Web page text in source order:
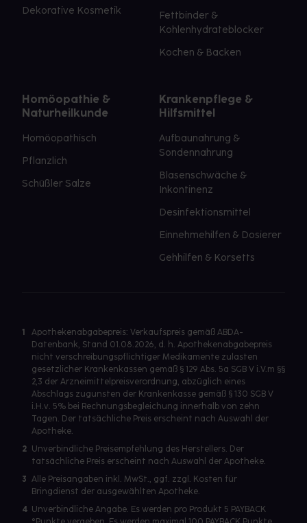
Dekorative Kosmetik
Fettbinder &
Kohlenhydrateblocker
Kochen & Backen
Homöopathie &
Naturheilkunde
Homöopathisch
Pflanzlich
Schüßler Salze
Krankenpflege &
Hilfsmittel
Aufbaunahrung &
Sondennahrung
Blasenschwäche &
Inkontinenz
Desinfektionsmittel
Einnehmehilfen & Dosierer
Gehhilfen & Korsetts
1
Apothekenabgabepreis: Verkaufspreis gemäß ABDA-
Datenbank, Stand 01.08.2026, d. h. Apothekenabgabepreis
nicht verschreibungspflichtiger Medikamente zulasten
gesetzlicher Krankenkassen gemäß § 129 Abs. 5a SGB V i.V.m §§
2,3 der Arzneimittelpreisverordnung, abzüglich eines
Abschlags zugunsten der Krankenkasse gemäß § 130 SGB V
i.H.v. 5% bei Rechnungsbegleichung innerhalb von zehn
Tagen. Der tatsächliche Preis erscheint nach Auswahl der
Apotheke.
2 Unverbindliche Preisempfehlung des Herstellers. Der
tatsächliche Preis erscheint nach Auswahl der Apotheke.
3 Alle Preisangaben inkl. MwSt., ggf. zzgl. Kosten für
Bringdienst der ausgewählten Apotheke.
4 Unverbindliche Angabe. Es werden pro Produkt 5 PAYBACK